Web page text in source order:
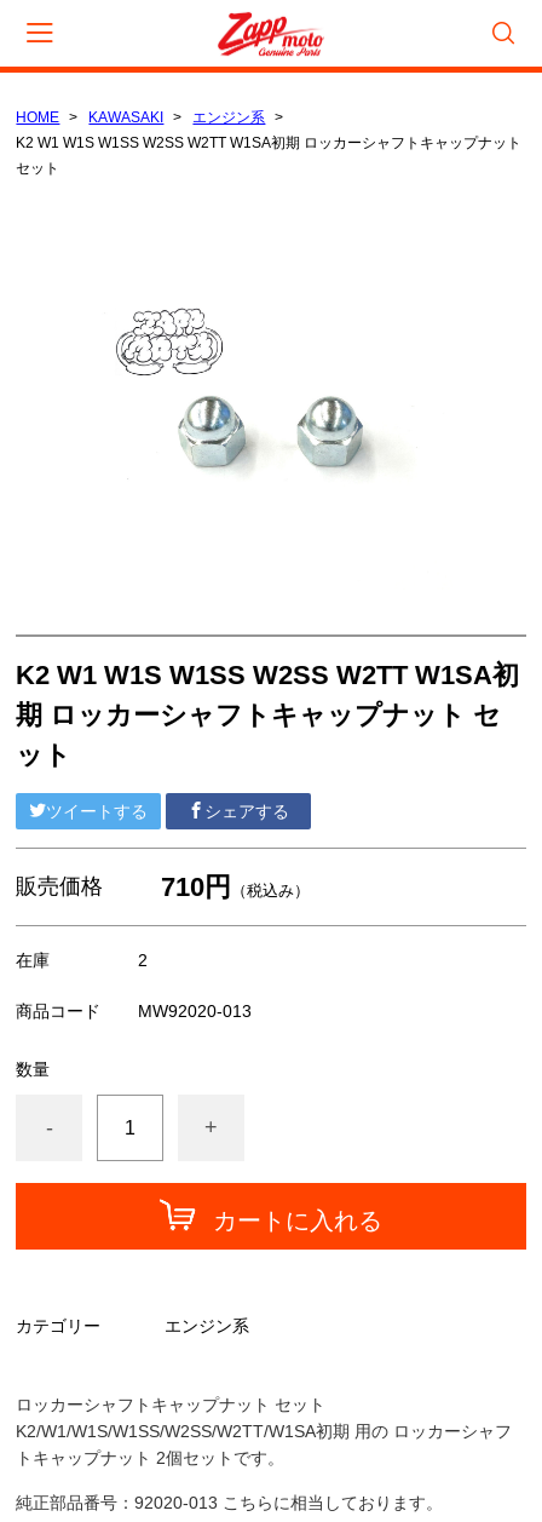
CATEGORY
エンジン系
MEGURO
陸王
HONDA
SUZUKI
HOME KAWASAKI
エンジン系
K2 W1 W1S W1SS W2SS W2TT W1SA初期 ロッカーシャフトキャップナット
セット
K2 W1 W1S W1SS W2SS W2TT W1SA初
期 ロッカーシャフトキャップナット セ
ット
ツイートする シェアする
販売価格 710円 （税込み）
在庫 2
商品コード MW92020-013
数量
- +
カートに入れる
カテゴリー エンジン系
ロッカーシャフトキャップナット セット
K2/W1/W1S/W1SS/W2SS/W2TT/W1SA初期 用の ロッカーシャフ
トキャップナット 2個セットです。
純正部品番号：92020-013 こちらに相当しております。